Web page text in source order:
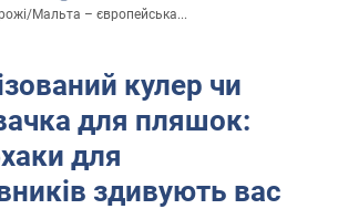
/Мальта – європейська...
кулер чи
для пляшок:
для
здивують вас